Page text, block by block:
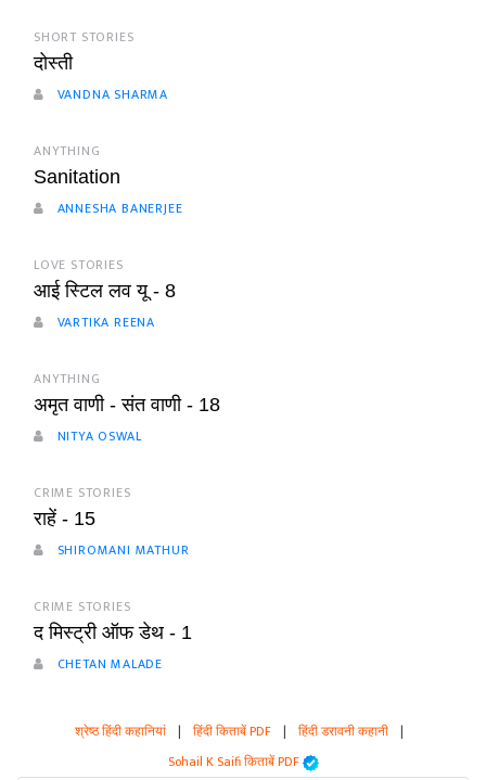
SHORT STORIES
दोस्ती
VANDNA SHARMA
ANYTHING
Sanitation
ANNESHA BANERJEE
LOVE STORIES
आई स्टिल लव यू - 8
VARTIKA REENA
ANYTHING
अमृत वाणी - संत वाणी - 18
NITYA OSWAL
CRIME STORIES
राहें - 15
SHIROMANI MATHUR
CRIME STORIES
द मिस्ट्री ऑफ डेथ - 1
CHETAN MALADE
श्रेष्ठ हिंदी कहानियां | हिंदी किताबें PDF | हिंदी डरावनी कहानी |
Sohail K Saifi किताबें PDF